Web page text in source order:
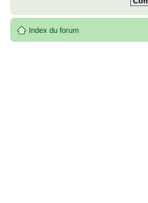
Index du forum